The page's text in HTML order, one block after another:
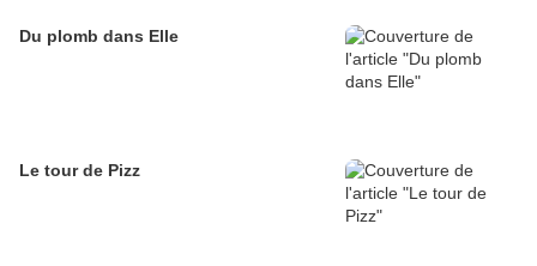
Du plomb dans Elle
Le tour de Pizz